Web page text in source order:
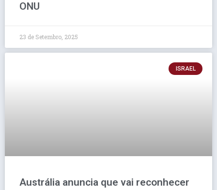
ONU
23 de Setembro, 2025
ISRAEL
Austrália anuncia que vai reconhecer